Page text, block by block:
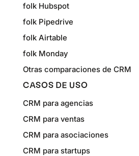
folk Hubspot
folk Pipedrive
folk Airtable
folk Monday
Otras comparaciones de CRM
CASOS DE USO
CRM para agencias
CRM para ventas
CRM para asociaciones
CRM para startups